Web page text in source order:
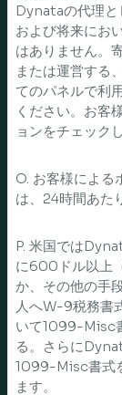
Dynataの代理
および将来にお
はありません。
または運営する
てのパネルで利
ください。お客
ョンをチェック
O. お客様による
は、24時間あた
P. 米国では
に600ドル以上
か、その他の手
人へW-9税務書
いて1099-Misc
る。さらに
1099-Misc書式
ます。